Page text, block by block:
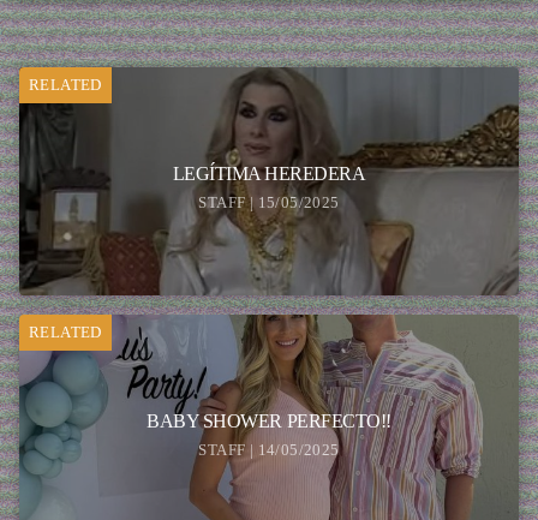
RELATED
LEGÍTIMA HEREDERA
STAFF | 15/05/2025
RELATED
BABY SHOWER PERFECTO!!
STAFF | 14/05/2025